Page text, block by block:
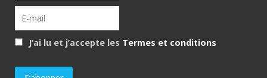
J’ai lu et j’accepte les Termes et conditions